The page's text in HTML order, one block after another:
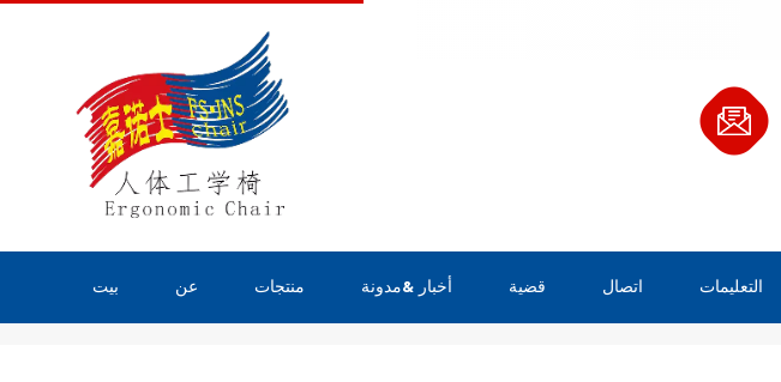
بيت عن منتجات أخبار &مدونة قضية اتصال التعليمات
يبحث